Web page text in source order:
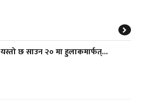
यस्तो छ साउन २० मा हुलाकमार्फत्...